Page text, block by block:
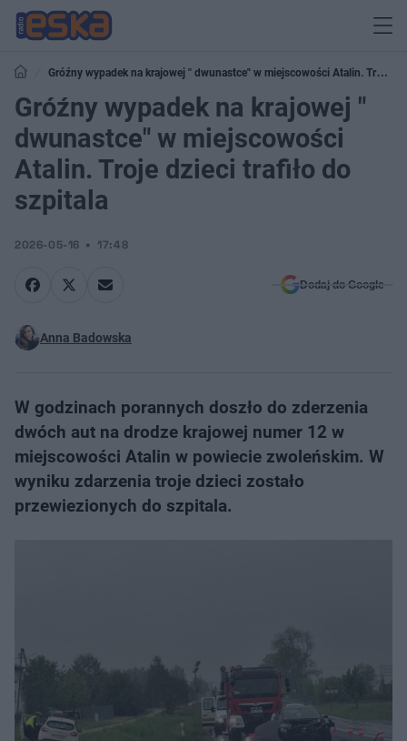
Gróźny wypadek na krajowej " dwunastce" w miejscowości Atalin. Troje
dzieci trafiło do szpitala
Gróźny wypadek na krajowej "
dwunastce" w miejscowości
Atalin. Troje dzieci trafiło do
szpitala
2026-05-16 17:48
Dodaj do Google
Anna Badowska
W godzinach porannych doszło do zderzenia
dwóch aut na drodze krajowej numer 12 w
miejscowości Atalin w powiecie zwoleńskim. W
wyniku zdarzenia troje dzieci zostało
przewiezionych do szpitala.